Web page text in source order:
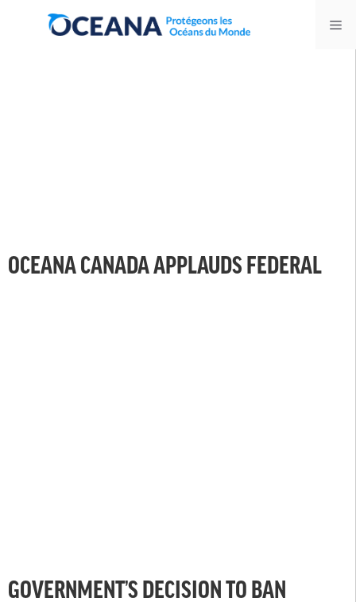
OCEANA CANADA APPLAUDS FEDERAL
GOVERNMENT’S DECISION TO BAN